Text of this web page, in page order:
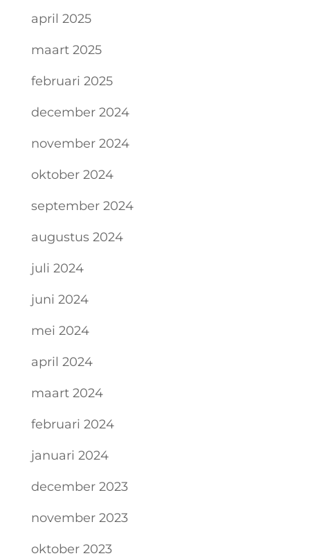
april 2025
maart 2025
februari 2025
december 2024
november 2024
oktober 2024
september 2024
augustus 2024
juli 2024
juni 2024
mei 2024
april 2024
maart 2024
februari 2024
januari 2024
december 2023
november 2023
oktober 2023